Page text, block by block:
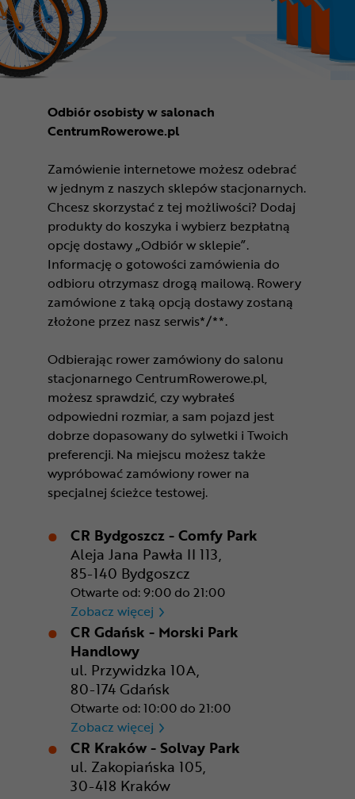
Odbiór osobisty w salonach
CentrumRowerowe.pl
Zamówienie internetowe możesz odebrać
w jednym z naszych sklepów stacjonarnych.
Chcesz skorzystać z tej możliwości? Dodaj
produkty do koszyka i wybierz bezpłatną
opcję dostawy „Odbiór w sklepie”.
Informację o gotowości zamówienia do
odbioru otrzymasz drogą mailową. Rowery
zamówione z taką opcją dostawy zostaną
złożone przez nasz serwis*/**.
Odbierając rower zamówiony do salonu
stacjonarnego CentrumRowerowe.pl,
możesz sprawdzić, czy wybrałeś
odpowiedni rozmiar, a sam pojazd jest
dobrze dopasowany do sylwetki i Twoich
preferencji. Na miejscu możesz także
wypróbować zamówiony rower na
specjalnej ścieżce testowej.
CR Bydgoszcz - Comfy Park
Aleja Jana Pawła II 113,
85-140 Bydgoszcz
Otwarte od: 9:00 do 21:00
Zobacz więcej CR Bydgoszcz - Comfy Park
CR Gdańsk - Morski Park
Handlowy
ul. Przywidzka 10A,
80-174 Gdańsk
Otwarte od: 10:00 do 21:00
Zobacz więcej CR Gdańsk - Morski Park
CR Kraków - Solvay Park
ul. Zakopiańska 105,
30-418 Kraków